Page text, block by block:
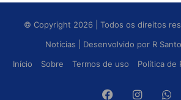
© Copyright 2026 | Todos os direitos
Notícias
| Desenvolvido por R
Início
Sobre Termos de uso Política de
Facebook